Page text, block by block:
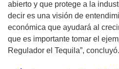
abierto y que protege a la
decir es una visión de
económica que ayudará al
que es importante tomar el
Regulador el Tequila”, concluyó.